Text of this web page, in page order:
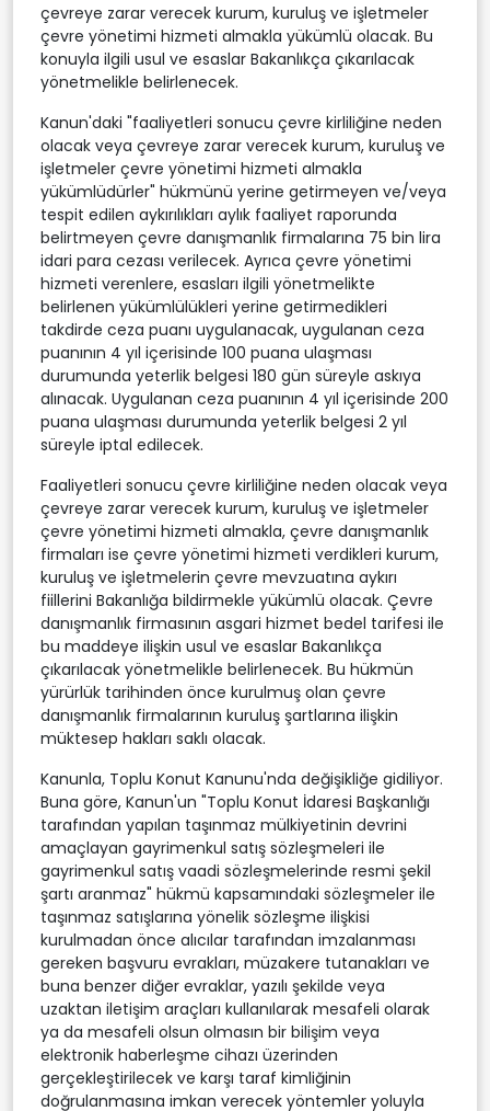
çevreye zarar verecek kurum, kuruluş ve işletmeler
çevre yönetimi hizmeti almakla yükümlü olacak. Bu
konuyla ilgili usul ve esaslar Bakanlıkça çıkarılacak
yönetmelikle belirlenecek.
Kanun'daki "faaliyetleri sonucu çevre kirliliğine neden
olacak veya çevreye zarar verecek kurum, kuruluş ve
işletmeler çevre yönetimi hizmeti almakla
yükümlüdürler" hükmünü yerine getirmeyen ve/veya
tespit edilen aykırılıkları aylık faaliyet raporunda
belirtmeyen çevre danışmanlık firmalarına 75 bin lira
idari para cezası verilecek. Ayrıca çevre yönetimi
hizmeti verenlere, esasları ilgili yönetmelikte
belirlenen yükümlülükleri yerine getirmedikleri
takdirde ceza puanı uygulanacak, uygulanan ceza
puanının 4 yıl içerisinde 100 puana ulaşması
durumunda yeterlik belgesi 180 gün süreyle askıya
alınacak. Uygulanan ceza puanının 4 yıl içerisinde 200
puana ulaşması durumunda yeterlik belgesi 2 yıl
süreyle iptal edilecek.
Faaliyetleri sonucu çevre kirliliğine neden olacak veya
çevreye zarar verecek kurum, kuruluş ve işletmeler
çevre yönetimi hizmeti almakla, çevre danışmanlık
firmaları ise çevre yönetimi hizmeti verdikleri kurum,
kuruluş ve işletmelerin çevre mevzuatına aykırı
fiillerini Bakanlığa bildirmekle yükümlü olacak. Çevre
danışmanlık firmasının asgari hizmet bedel tarifesi ile
bu maddeye ilişkin usul ve esaslar Bakanlıkça
çıkarılacak yönetmelikle belirlenecek. Bu hükmün
yürürlük tarihinden önce kurulmuş olan çevre
danışmanlık firmalarının kuruluş şartlarına ilişkin
müktesep hakları saklı olacak.
Kanunla, Toplu Konut Kanunu'nda değişikliğe gidiliyor.
Buna göre, Kanun'un "Toplu Konut İdaresi Başkanlığı
tarafından yapılan taşınmaz mülkiyetinin devrini
amaçlayan gayrimenkul satış sözleşmeleri ile
gayrimenkul satış vaadi sözleşmelerinde resmi şekil
şartı aranmaz" hükmü kapsamındaki sözleşmeler ile
taşınmaz satışlarına yönelik sözleşme ilişkisi
kurulmadan önce alıcılar tarafından imzalanması
gereken başvuru evrakları, müzakere tutanakları ve
buna benzer diğer evraklar, yazılı şekilde veya
uzaktan iletişim araçları kullanılarak mesafeli olarak
ya da mesafeli olsun olmasın bir bilişim veya
elektronik haberleşme cihazı üzerinden
gerçekleştirilecek ve karşı taraf kimliğinin
doğrulanmasına imkan verecek yöntemler yoluyla